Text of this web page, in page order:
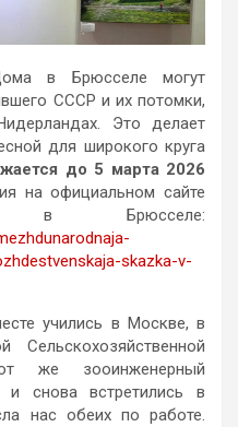
в Брюсселе могут
СССР и их потомки,
Это делает
для широкого круга
до 5 марта 2026
на официальном сайте
в Брюсселе:
skazka-v-
учились в Москве, в
Сельскохозяйственной
же зооинженерный
снова встретились в
нас обеих по работе.